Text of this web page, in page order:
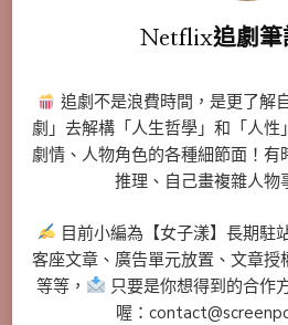
Netflix追劇筆
追劇不是浪費時間，是更了解
劇」去解構「人生哲學」和「人
劇情、人物角色的各種細節面！
推理、自己畫複雜人物
目前小編為【女子漾】長期駐
客座文章、廣告單元放置、文章
等等，
只要是你想得到的合作
喔：